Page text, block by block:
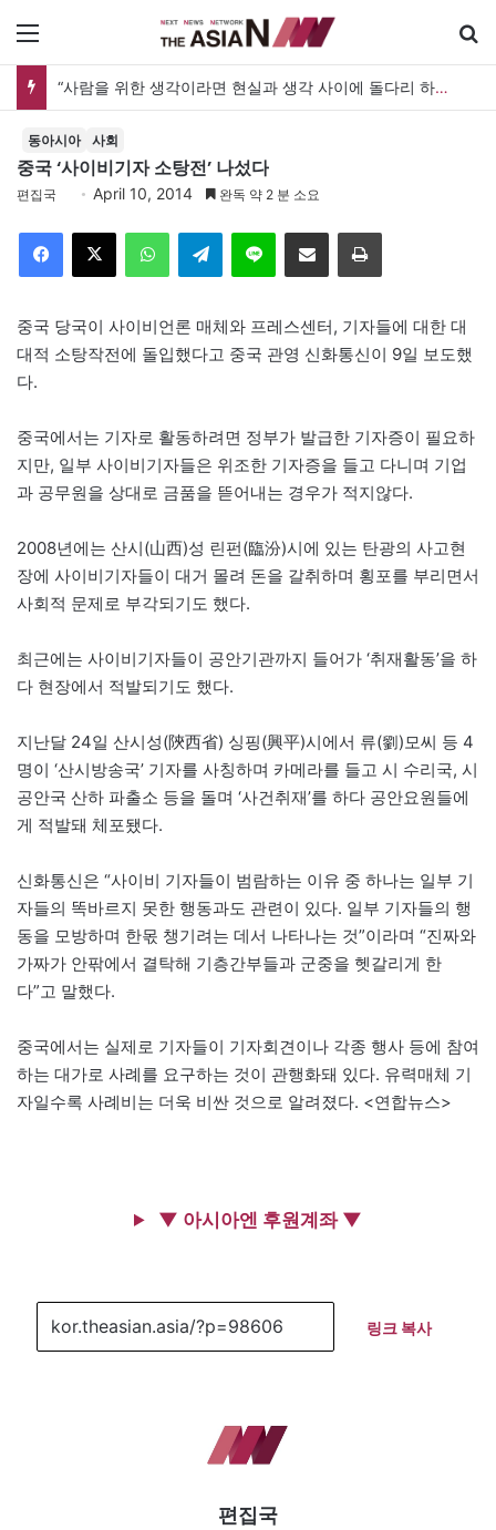
“사람을 위한 생각이라면 현실과 생각 사이에 돌다리 하나는 놓아야 하지 않을까”
동아시아 사회
중국 ‘사이비기자 소탕전’ 나섰다
편집국 April 10, 2014 완독 약 2 분 소요
Telegram 이메일
중국 당국이 사이비언론 매체와 프레스센터, 기자들에 대한 대
대적 소탕작전에 돌입했다고 중국 관영 신화통신이 9일 보도했
다.
중국에서는 기자로 활동하려면 정부가 발급한 기자증이 필요하
지만, 일부 사이비기자들은 위조한 기자증을 들고 다니며 기업
과 공무원을 상대로 금품을 뜯어내는 경우가 적지않다.
2008년에는 산시(山西)성 린펀(臨汾)시에 있는 탄광의 사고현
장에 사이비기자들이 대거 몰려 돈을 갈취하며 횡포를 부리면서
사회적 문제로 부각되기도 했다.
최근에는 사이비기자들이 공안기관까지 들어가 ‘취재활동’을 하
다 현장에서 적발되기도 했다.
지난달 24일 산시성(陝西省) 싱핑(興平)시에서 류(劉)모씨 등 4
명이 ‘산시방송국’ 기자를 사칭하며 카메라를 들고 시 수리국, 시
공안국 산하 파출소 등을 돌며 ‘사건취재’를 하다 공안요원들에
게 적발돼 체포됐다.
신화통신은 “사이비 기자들이 범람하는 이유 중 하나는 일부 기
자들의 똑바르지 못한 행동과도 관련이 있다. 일부 기자들의 행
동을 모방하며 한몫 챙기려는 데서 나타나는 것”이라며 “진짜와
가짜가 안팎에서 결탁해 기층간부들과 군중을 헷갈리게 한
다”고 말했다.
중국에서는 실제로 기자들이 기자회견이나 각종 행사 등에 참여
하는 대가로 사례를 요구하는 것이 관행화돼 있다. 유력매체 기
자일수록 사례비는 더욱 비싼 것으로 알려졌다. <연합뉴스>
▼ 아시아엔 후원계좌 ▼
링크 복사
편집국